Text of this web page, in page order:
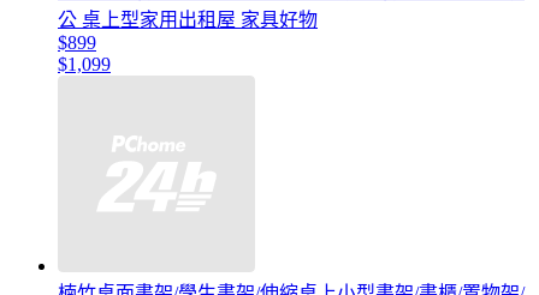
公 桌上型家用出租屋 家具好物
$899
$1,099